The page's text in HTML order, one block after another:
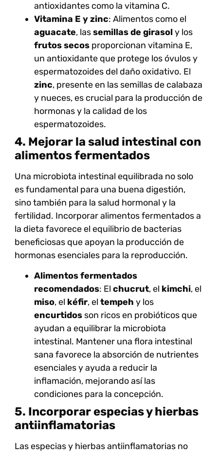
antioxidantes como la vitamina C.
Vitamina E y zinc: Alimentos como el
aguacate, lassemillas de girasol y los
frutos secos proporcionan vitamina E,
un antioxidante que protege los óvulos y
espermatozoides del daño oxidativo. El
zinc, presente en las semillas de calabaza
y nueces, es crucial para la producción de
hormonas y la calidad de los
espermatozoides.
4. Mejorar la salud intestinal con
alimentos fermentados
Una microbiota intestinal equilibrada no solo
es fundamental para una buena digestión,
sino también para la salud hormonal y la
fertilidad. Incorporaralimentos fermentadosa
la dieta favorece el equilibrio de bacterias
beneficiosas que apoyan la producción de
hormonas esenciales para la reproducción.
Alimentos fermentados
recomendados: El chucrut, el kimchi, el
miso, el kéfir, el tempeh y los
encurtidos son ricos en probióticos que
ayudan a equilibrar la microbiota
intestinal. Mantener una flora intestinal
sana favorece la absorción de nutrientes
esenciales y ayuda a reducir la
inflamación, mejorando así las
condiciones para la concepción.
5. Incorporar especias y hierbas
antiinflamatorias
Lasespeciasy hierbas antiinflamatorias no